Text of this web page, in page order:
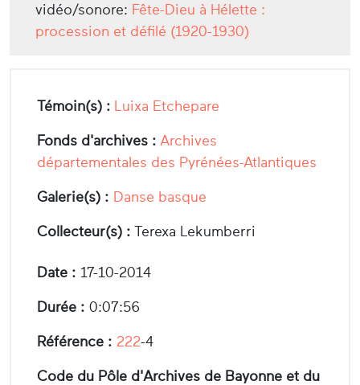
vidéo/sonore: Fête-Dieu à Hélette :
procession et défilé (1920-1930)
Témoin(s) : Luixa Etchepare
Fonds d'archives : Archives
départementales des Pyrénées-Atlantiques
Galerie(s) : Danse basque
Collecteur(s) : Terexa Lekumberri
Date : 17-10-2014
Durée : 0:07:56
Référence : 222-4
Code du Pôle d'Archives de Bayonne et du